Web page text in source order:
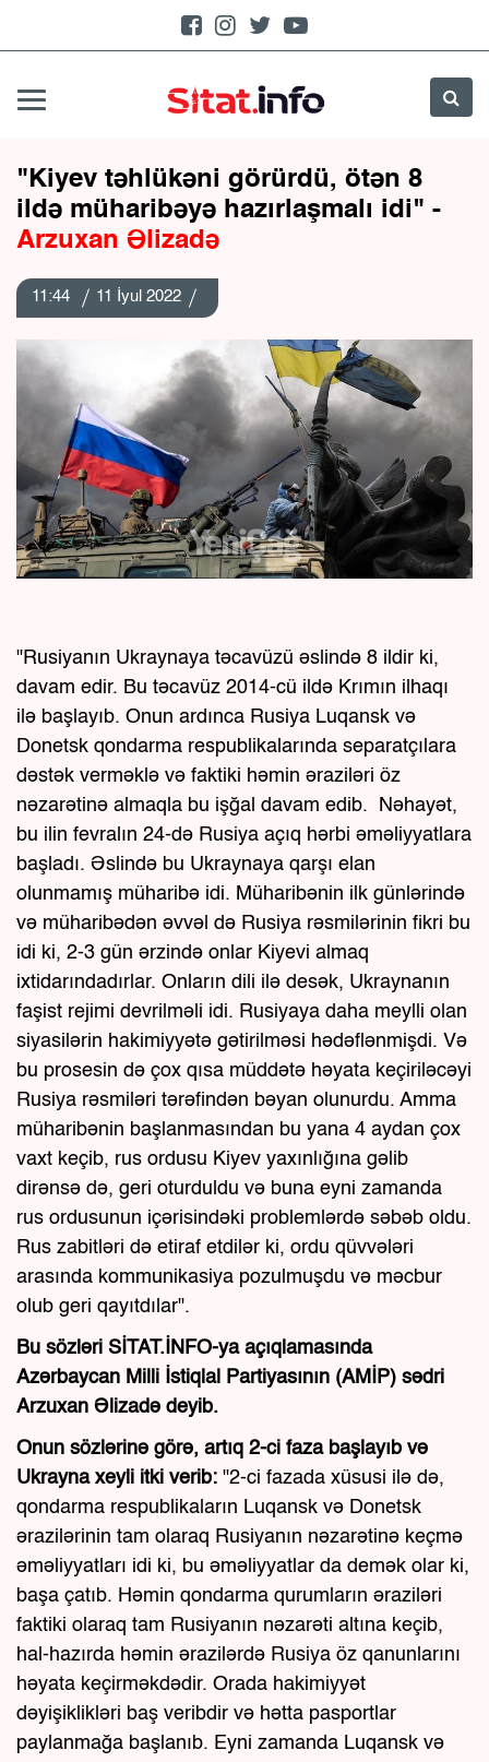
"Kiyev təhlükəni görürdü, ötən 8
ildə müharibəyə hazırlaşmalı idi" -
Arzuxan Əlizadə
11:44 11 İyul 2022
"Rusiyanın Ukraynaya təcavüzü əslində 8 ildir ki,
davam edir. Bu təcavüz 2014-cü ildə Krımın ilhaqı
ilə başlayıb. Onun ardınca Rusiya Luqansk və
Donetsk qondarma respublikalarında separatçılara
dəstək verməklə və faktiki həmin əraziləri öz
nəzarətinə almaqla bu işğal davam edib. Nəhayət,
bu ilin fevralın 24-də Rusiya açıq hərbi əməliyyatlara
başladı. Əslində bu Ukraynaya qarşı elan
olunmamış müharibə idi. Müharibənin ilk günlərində
və müharibədən əvvəl də Rusiya rəsmilərinin fikri bu
idi ki, 2-3 gün ərzində onlar Kiyevi almaq
ixtidarındadırlar. Onların dili ilə desək, Ukraynanın
faşist rejimi devrilməli idi. Rusiyaya daha meylli olan
siyasilərin hakimiyyətə gətirilməsi hədəflənmişdi. Və
bu prosesin də çox qısa müddətə həyata keçiriləcəyi
Rusiya rəsmiləri tərəfindən bəyan olunurdu. Amma
müharibənin başlanmasından bu yana 4 aydan çox
vaxt keçib, rus ordusu Kiyev yaxınlığına gəlib
dirənsə də, geri oturduldu və buna eyni zamanda
rus ordusunun içərisindəki problemlərdə səbəb oldu.
Rus zabitləri də etiraf etdilər ki, ordu qüvvələri
arasında kommunikasiya pozulmuşdu və məcbur
olub geri qayıtdılar".
Bu sözləri SİTAT.İNFO-ya açıqlamasında
Azərbaycan Milli İstiqlal Partiyasının (AMİP) sədri
Arzuxan Əlizadə deyib.
Onun sözlərinə görə, artıq 2-ci faza başlayıb və
Ukrayna xeyli itki verib: "2-ci fazada xüsusi ilə də,
qondarma respublikaların Luqansk və Donetsk
ərazilərinin tam olaraq Rusiyanın nəzarətinə keçmə
əməliyyatları idi ki, bu əməliyyatlar da demək olar ki,
başa çatıb. Həmin qondarma qurumların əraziləri
faktiki olaraq tam Rusiyanın nəzarəti altına keçib,
hal-hazırda həmin ərazilərdə Rusiya öz qanunlarını
həyata keçirməkdədir. Orada hakimiyyət
dəyişiklikləri baş veribdir və hətta pasportlar
paylanmağa başlanıb. Eyni zamanda Luqansk və